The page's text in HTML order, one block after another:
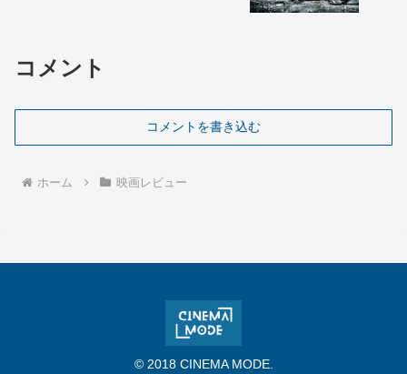
コメント
コメントを書き込む
ホーム 映画レビュー
© 2018 CINEMA MODE.